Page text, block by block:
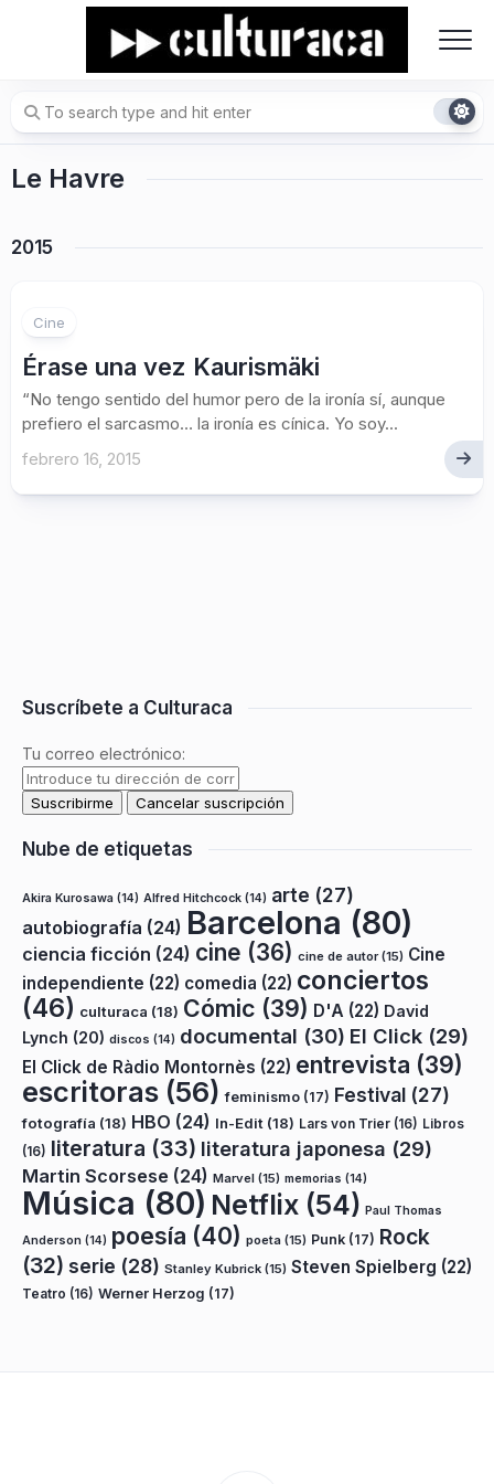
Le Havre
2015
Cine
Érase una vez Kaurismäki
“No tengo sentido del humor pero de la ironía sí, aunque
prefiero el sarcasmo… la ironía es cínica. Yo soy...
febrero 16, 2015
Suscríbete a Culturaca
Tu correo electrónico:
Nube de etiquetas
Akira Kurosawa (14) Alfred Hitchcock (14) arte (27)
autobiografía (24) Barcelona (80)
ciencia ficción (24) cine (36) cine de autor(15) Cine
independiente (22) comedia (22) conciertos
(46) culturaca (18) Cómic (39) D'A (22) David
Lynch (20) discos (14) documental (30) El Click (29)
El Click de Ràdio Montornès (22) entrevista (39)
escritoras (56) feminismo (17) Festival (27)
fotografía (18) HBO (24) In-Edit (18) Lars von Trier (16) Libros
(16) literatura (33) literatura japonesa (29)
Martin Scorsese (24) Marvel (15) memorias (14)
Música (80) Netflix (54) Paul Thomas
Anderson (14) poesía (40) poeta (15) Punk (17) Rock
(32) serie (28) Stanley Kubrick (15) Steven Spielberg (22)
Teatro (16) Werner Herzog (17)